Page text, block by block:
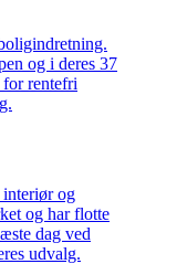
og i deres 37
rentefri
og
og har flotte
dag ved
udvalg.